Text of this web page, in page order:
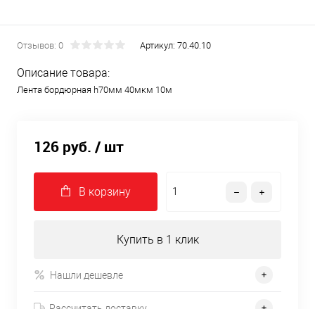
Отзывов: 0 Артикул: 70.40.10
Описание товара:
Лента бордюрная h70мм 40мкм 10м
126 руб. / шт
В корзину
Купить в 1 клик
Нашли дешевле